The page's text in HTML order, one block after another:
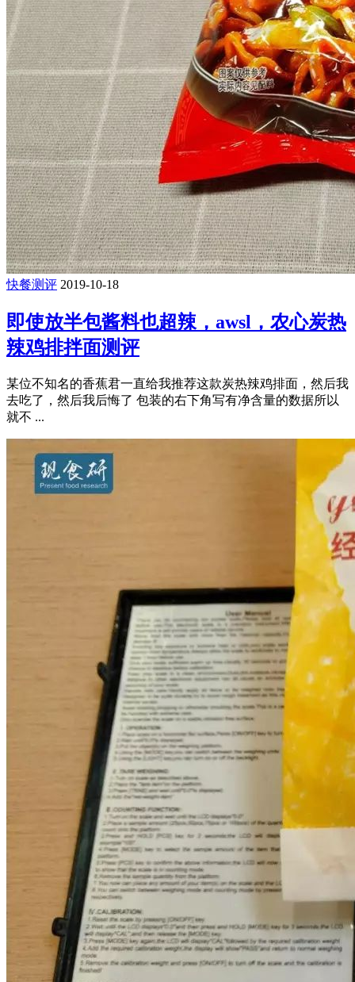
快餐测评 2019-10-18
即使放半包酱料也超辣，awsl，农心炭热
辣鸡排拌面测评
某位不知名的香蕉君一直给我推荐这款炭热辣鸡排面，然后我
去吃了，然后我后悔了 包装的右下角写有净含量的数据所以
就不 ...